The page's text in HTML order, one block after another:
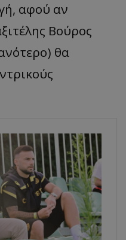
αφού αν
Βούρος
θα